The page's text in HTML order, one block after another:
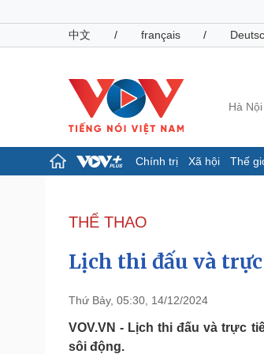
中文
/ français /
Hà Nội
Chính trị Xã hội Thế
Đảng
Tổ chức nhân sự
Nhận diện sự thật
Dấu
Pháp luật
Vụ án
Quân
THỂ THAO
Lịch thi đấu và
Thứ Bảy, 05:30, 14/12/2024
VOV.VN - Lịch thi đấu và trực
sôi động.